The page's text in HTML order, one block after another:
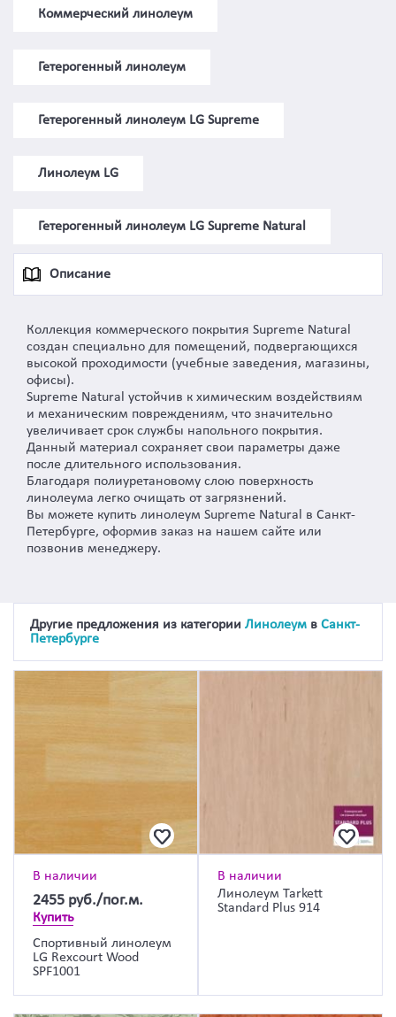
Коммерческий линолеум
Гетерогенный линолеум
Гетерогенный линолеум LG Supreme
Линолеум LG
Гетерогенный линолеум LG Supreme Natural
Описание
Коллекция коммерческого покрытия Supreme Natural
создан специально для помещений, подвергающихся
высокой проходимости (учебные заведения, магазины,
офисы).
Supreme Natural устойчив к химическим воздействиям
и механическим повреждениям, что значительно
увеличивает срок службы напольного покрытия.
Данный материал сохраняет свои параметры даже
после длительного использования.
Благодаря полиуретановому слою поверхность
линолеума легко очищать от загрязнений.
Вы можете купить линолеум Supreme Natural в Санкт-
Петербурге, оформив заказ на нашем сайте или
позвонив менеджеру.
Другие предложения из категории Линолеум в Санкт-
Петербурге
В наличии
2455 руб./пог.м.
Купить
Спортивный линолеум
LG Rexcourt Wood
SPF1001
В наличии
Линолеум Tarkett
Standard Plus 914